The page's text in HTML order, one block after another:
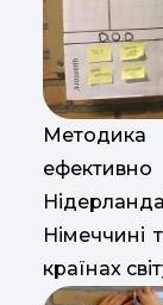
Німеччині
країнах